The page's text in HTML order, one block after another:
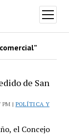
abrir
menú
de San
PM | POLÍTICA Y
el Concejo